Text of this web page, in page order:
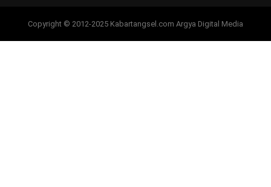
Copyright © 2012-2025 Kabartangsel.com Argya Digital Media